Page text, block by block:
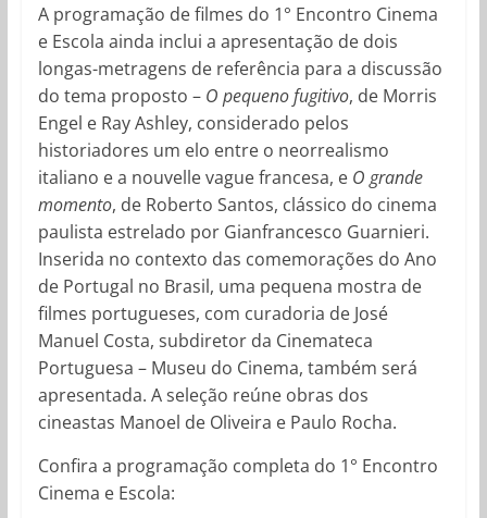
A programação de filmes do 1° Encontro Cinema
e Escola ainda inclui a apresentação de dois
longas-metragens de referência para a discussão
do tema proposto – O pequeno fugitivo, de Morris
Engel e Ray Ashley, considerado pelos
historiadores um elo entre o neorrealismo
italiano e a nouvelle vague francesa, e O grande
momento, de Roberto Santos, clássico do cinema
paulista estrelado por Gianfrancesco Guarnieri.
Inserida no contexto das comemorações do Ano
de Portugal no Brasil, uma pequena mostra de
filmes portugueses, com curadoria de José
Manuel Costa, subdiretor da Cinemateca
Portuguesa – Museu do Cinema, também será
apresentada. A seleção reúne obras dos
cineastas Manoel de Oliveira e Paulo Rocha.
Confira a programação completa do 1° Encontro
Cinema e Escola: